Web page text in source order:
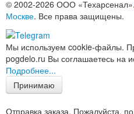
© 2002-2026 ООО «Техарсенал».
Москве. Все права защищены.
Мы используем cookie-файлы.
pogdelo.ru Вы соглашаетесь на
Подробнее...
Принимаю
Отправка заказа. Пожалуйста,